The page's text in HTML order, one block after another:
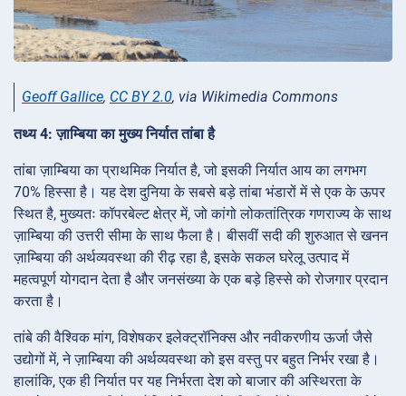
Geoff Gallice, CC BY 2.0, via Wikimedia Commons
तथ्य 4: ज़ाम्बिया का मुख्य निर्यात तांबा है
तांबा ज़ाम्बिया का प्राथमिक निर्यात है, जो इसकी निर्यात आय का लगभग
70% हिस्सा है। यह देश दुनिया के सबसे बड़े तांबा भंडारों में से एक के ऊपर
स्थित है, मुख्यतः कॉपरबेल्ट क्षेत्र में, जो कांगो लोकतांत्रिक गणराज्य के साथ
ज़ाम्बिया की उत्तरी सीमा के साथ फैला है। बीसवीं सदी की शुरुआत से खनन
ज़ाम्बिया की अर्थव्यवस्था की रीढ़ रहा है, इसके सकल घरेलू उत्पाद में
महत्वपूर्ण योगदान देता है और जनसंख्या के एक बड़े हिस्से को रोजगार प्रदान
करता है।
तांबे की वैश्विक मांग, विशेषकर इलेक्ट्रॉनिक्स और नवीकरणीय ऊर्जा जैसे
उद्योगों में, ने ज़ाम्बिया की अर्थव्यवस्था को इस वस्तु पर बहुत निर्भर रखा है।
हालांकि, एक ही निर्यात पर यह निर्भरता देश को बाजार की अस्थिरता के